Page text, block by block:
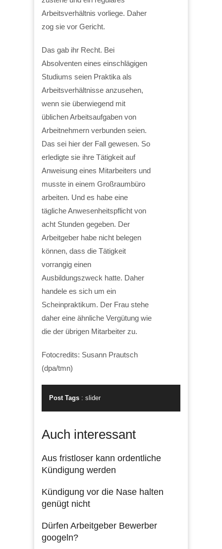
Arbeitsverhältnis vorliege. Daher
zog sie vor Gericht.
Das gab ihr Recht. Bei
Absolventen eines einschlägigen
Studiums seien Praktika als
Arbeitsverhältnisse anzusehen,
wenn sie überwiegend mit
üblichen Arbeitsaufgaben von
Arbeitnehmern verbunden seien.
Das sei hier der Fall gewesen. So
erledigte sie ihre Tätigkeit auf
Anweisung eines Mitarbeiters und
musste in einem Großraumbüro
arbeiten. Und es habe eine
tägliche Anwesenheitspflicht von
acht Stunden gegeben. Der
Arbeitgeber habe nicht belegen
können, dass die Tätigkeit
vorrangig einen
Ausbildungszweck hatte. Daher
handele es sich um ein
Scheinpraktikum. Der Frau stehe
daher eine ähnliche Vergütung wie
die der übrigen Mitarbeiter zu.
Fotocredits: Susann Prautsch
(dpa/tmn)
Post Tags : slider
Auch interessant
Aus fristloser kann ordentliche
Kündigung werden
Kündigung vor die Nase halten
genügt nicht
Dürfen Arbeitgeber Bewerber
googeln?